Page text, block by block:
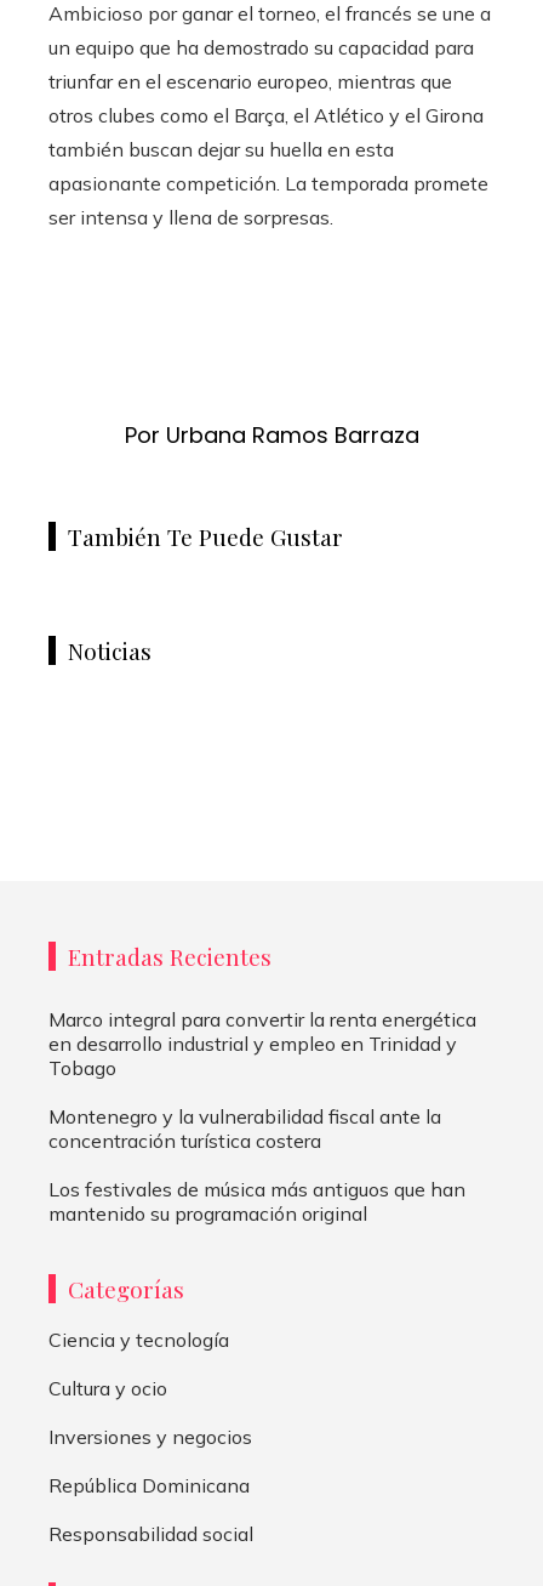
Ambicioso por ganar el torneo, el francés se une a
un equipo que ha demostrado su capacidad para
triunfar en el escenario europeo, mientras que
otros clubes como el Barça, el Atlético y el Girona
también buscan dejar su huella en esta
apasionante competición. La temporada promete
ser intensa y llena de sorpresas.
Por Urbana Ramos Barraza
También Te Puede Gustar
Noticias
Entradas Recientes
Marco integral para convertir la renta energética
en desarrollo industrial y empleo en Trinidad y
Tobago
Montenegro y la vulnerabilidad fiscal ante la
concentración turística costera
Los festivales de música más antiguos que han
mantenido su programación original
Categorías
Ciencia y tecnología
Cultura y ocio
Inversiones y negocios
República Dominicana
Responsabilidad social